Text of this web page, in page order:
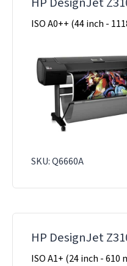
ISO A0++ (44 inch -
SKU: Q6660A
HP DesignJet
ISO A1+ (24 inch - 610